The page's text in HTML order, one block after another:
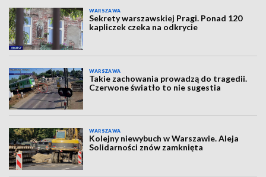
WARSZAWA
Sekrety warszawskiej Pragi. Ponad 120
kapliczek czeka na odkrycie
WARSZAWA
Takie zachowania prowadzą do tragedii.
Czerwone światło to nie sugestia
WARSZAWA
Kolejny niewybuch w Warszawie. Aleja
Solidarności znów zamknięta